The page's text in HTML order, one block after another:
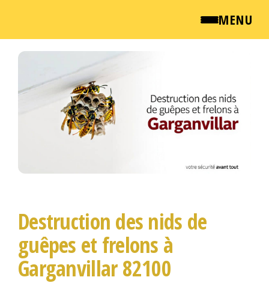
MENU
QUI SOMMES NOUS ?
NEWSROOM
Passer
contenu
Destruction des nids de
guêpes et frelons à
Garganvillar 82100